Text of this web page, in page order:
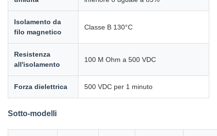
Isolamento da
filo magnetico
Classe B 130°C
Resistenza
all'isolamento
100 M Ohm a 500 VDC
Forza dielettrica 500 VDC per 1 minuto
Sotto-modelli